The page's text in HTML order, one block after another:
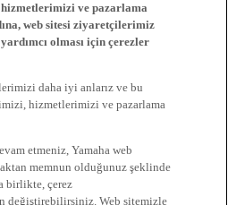
ve pazarlama
web sitesi ziyaretçilerimiz
olması için çerezler
daha iyi anlarız ve bu
hizmetlerimizi ve pazarlama
etmeniz, Yamaha web
memnun olduğunuz şeklinde
birlikte, çerez
değiştirebilirsiniz. Web sitemizle